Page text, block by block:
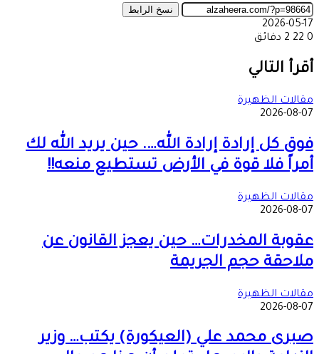
نسخ الرابط
2026-05-17
0
2 دقائق
عبر
البريد
أقرأ التالي
مقالات الظهيرة
2026-08-07
فوق كل إرادة إرادة الله…. حين يريد الله لك
أمراً فلا قوة في الأرض تستطيع منعه!!
مقالات الظهيرة
2026-08-07
عقوبة المخدرات… حين يعجز القانون عن
ملاحقة حجم الجريمة
مقالات الظهيرة
2026-08-07
صبرى محمد علي (العيكورة) يكتب… وزير